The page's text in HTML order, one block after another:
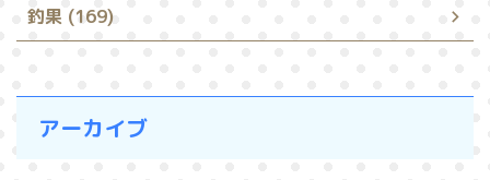
釣果 (169)
アーカイブ